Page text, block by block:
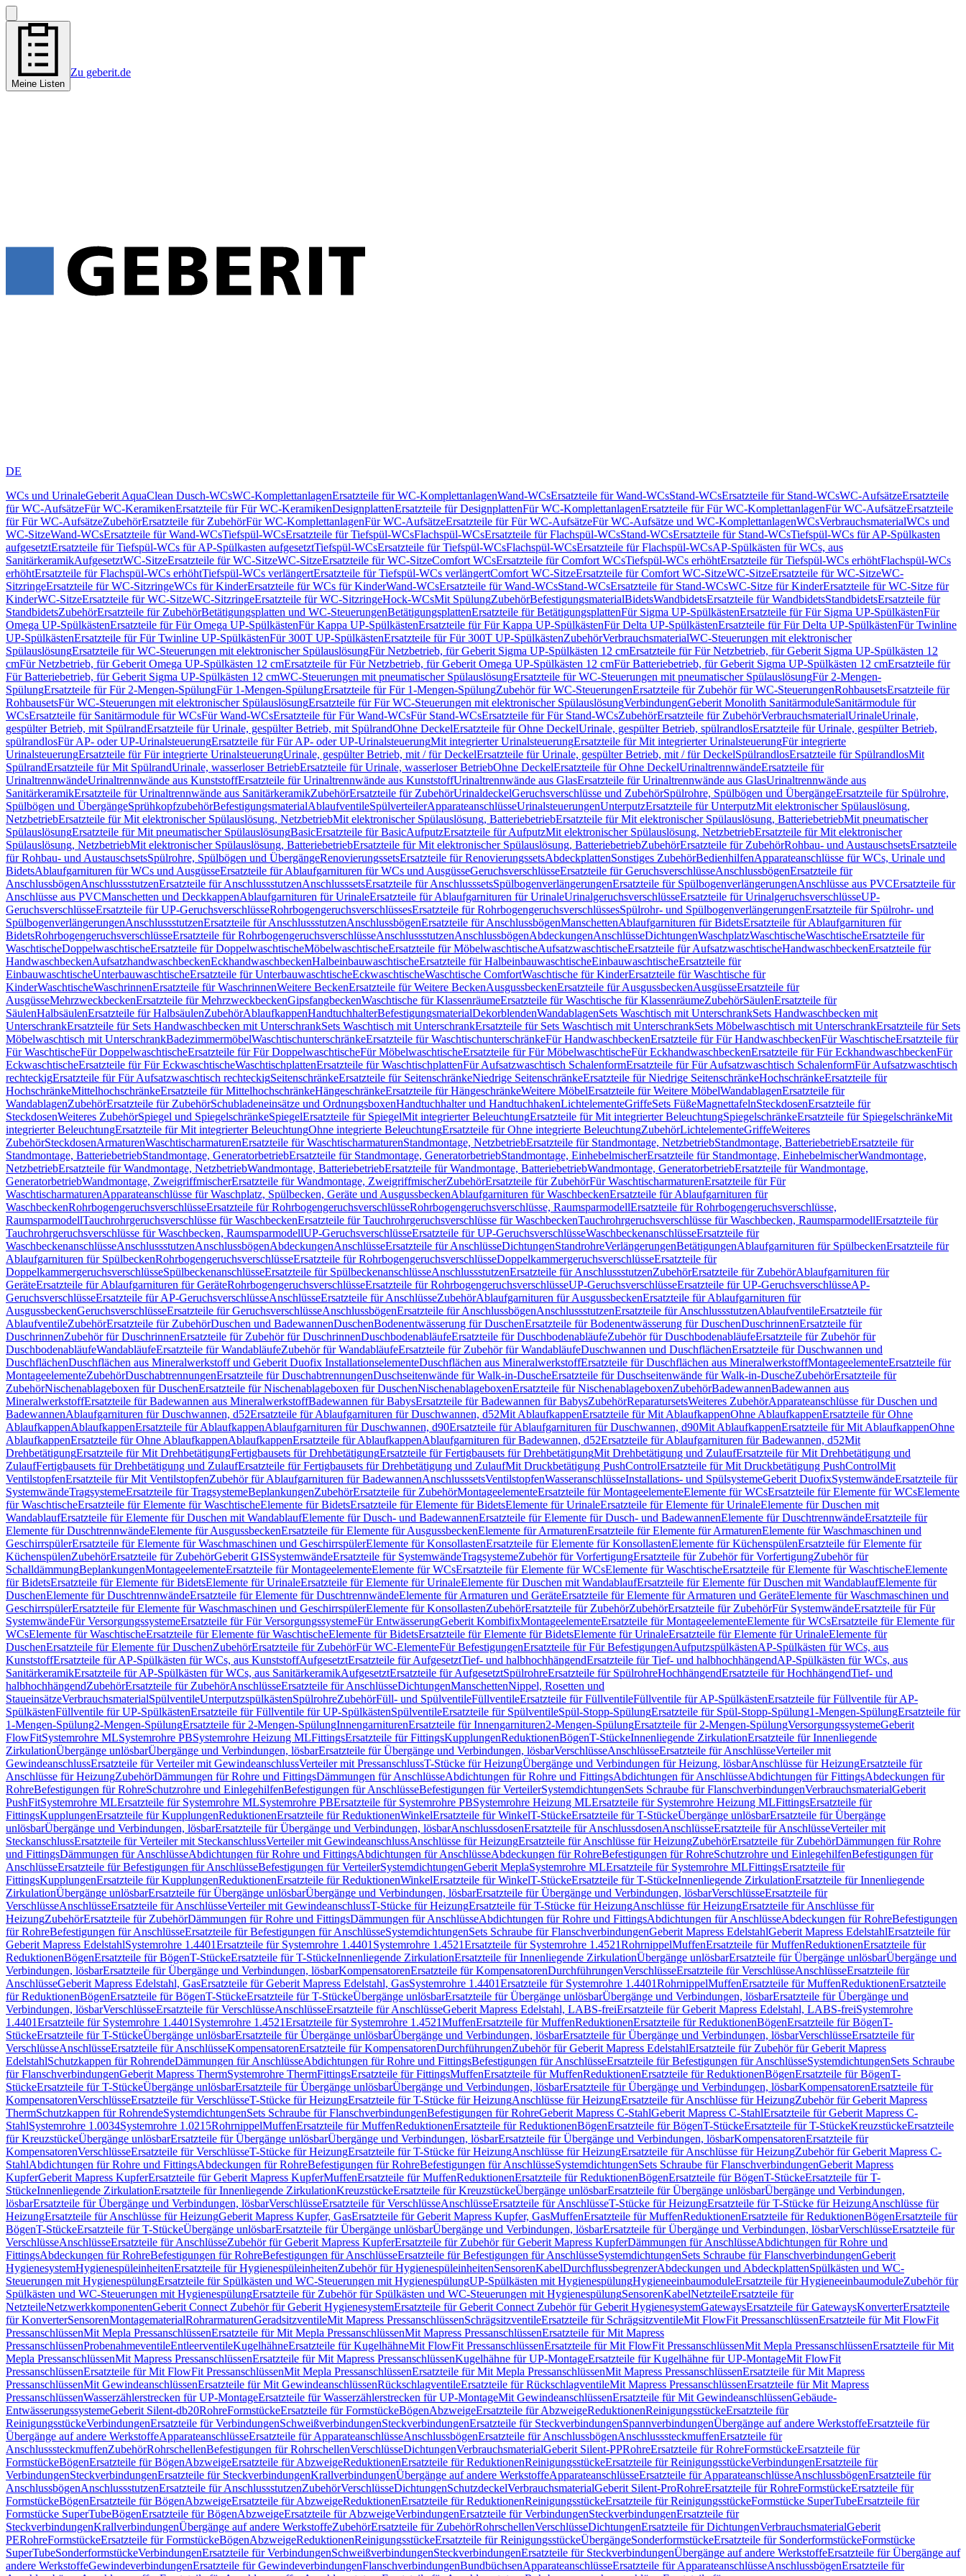
Meine Listen
Zu geberit.de
DE
WCs und UrinaleGeberit AquaClean Dusch-WCsWC-KomplettanlagenErsatzteile für WC-KomplettanlagenWand-WCsErsatzteile für Wand-WCsStand-WCsErsatzteile für Stand-WCsWC-AufsätzeErsatzteile
für WC-AufsätzeFür WC-KeramikenErsatzteile für Für WC-KeramikenDesignplattenErsatzteile für DesignplattenFür WC-KomplettanlagenErsatzteile für Für WC-KomplettanlagenFür WC-AufsätzeErsatzteile
für Für WC-AufsätzeZubehörErsatzteile für ZubehörFür WC-KomplettanlagenFür WC-AufsätzeErsatzteile für Für WC-AufsätzeFür WC-Aufsätze und WC-KomplettanlagenWCsVerbrauchsmaterialWCs und
WC-SitzeWand-WCsErsatzteile für Wand-WCsTiefspül-WCsErsatzteile für Tiefspül-WCsFlachspül-WCsErsatzteile für Flachspül-WCsStand-WCsErsatzteile für Stand-WCsTiefspül-WCs für AP-Spülkasten
aufgesetztErsatzteile für Tiefspül-WCs für AP-Spülkasten aufgesetztTiefspül-WCsErsatzteile für Tiefspül-WCsFlachspül-WCsErsatzteile für Flachspül-WCsAP-Spülkästen für WCs, aus
SanitärkeramikAufgesetztWC-SitzeErsatzteile für WC-SitzeWC-SitzeErsatzteile für WC-SitzeComfort WCsErsatzteile für Comfort WCsTiefspül-WCs erhöhtErsatzteile für Tiefspül-WCs erhöhtFlachspül-WCs
erhöhtErsatzteile für Flachspül-WCs erhöhtTiefspül-WCs verlängertErsatzteile für Tiefspül-WCs verlängertComfort WC-SitzeErsatzteile für Comfort WC-SitzeWC-SitzeErsatzteile für WC-SitzeWC-
SitzringeErsatzteile für WC-SitzringeWCs für KinderErsatzteile für WCs für KinderWand-WCsErsatzteile für Wand-WCsStand-WCsErsatzteile für Stand-WCsWC-Sitze für KinderErsatzteile für WC-Sitze für
KinderWC-SitzeErsatzteile für WC-SitzeWC-SitzringeErsatzteile für WC-SitzringeHock-WCsMit SpülungZubehörBefestigungsmaterialBidetsWandbidetsErsatzteile für WandbidetsStandbidetsErsatzteile für
StandbidetsZubehörErsatzteile für ZubehörBetätigungsplatten und WC-SteuerungenBetätigungsplattenErsatzteile für BetätigungsplattenFür Sigma UP-SpülkästenErsatzteile für Für Sigma UP-SpülkästenFür
Omega UP-SpülkästenErsatzteile für Für Omega UP-SpülkästenFür Kappa UP-SpülkästenErsatzteile für Für Kappa UP-SpülkästenFür Delta UP-SpülkästenErsatzteile für Für Delta UP-SpülkästenFür Twinline
UP-SpülkästenErsatzteile für Für Twinline UP-SpülkästenFür 300T UP-SpülkästenErsatzteile für Für 300T UP-SpülkästenZubehörVerbrauchsmaterialWC-Steuerungen mit elektronischer
SpülauslösungErsatzteile für WC-Steuerungen mit elektronischer SpülauslösungFür Netzbetrieb, für Geberit Sigma UP-Spülkästen 12 cmErsatzteile für Für Netzbetrieb, für Geberit Sigma UP-Spülkästen 12
cmFür Netzbetrieb, für Geberit Omega UP-Spülkästen 12 cmErsatzteile für Für Netzbetrieb, für Geberit Omega UP-Spülkästen 12 cmFür Batteriebetrieb, für Geberit Sigma UP-Spülkästen 12 cmErsatzteile für
Für Batteriebetrieb, für Geberit Sigma UP-Spülkästen 12 cmWC-Steuerungen mit pneumatischer SpülauslösungErsatzteile für WC-Steuerungen mit pneumatischer SpülauslösungFür 2-Mengen-
SpülungErsatzteile für Für 2-Mengen-SpülungFür 1-Mengen-SpülungErsatzteile für Für 1-Mengen-SpülungZubehör für WC-SteuerungenErsatzteile für Zubehör für WC-SteuerungenRohbausetsErsatzteile für
RohbausetsFür WC-Steuerungen mit elektronischer SpülauslösungErsatzteile für Für WC-Steuerungen mit elektronischer SpülauslösungVerbindungenGeberit Monolith SanitärmoduleSanitärmodule für
WCsErsatzteile für Sanitärmodule für WCsFür Wand-WCsErsatzteile für Für Wand-WCsFür Stand-WCsErsatzteile für Für Stand-WCsZubehörErsatzteile für ZubehörVerbrauchsmaterialUrinaleUrinale,
gespülter Betrieb, mit SpülrandErsatzteile für Urinale, gespülter Betrieb, mit SpülrandOhne DeckelErsatzteile für Ohne DeckelUrinale, gespülter Betrieb, spülrandlosErsatzteile für Urinale, gespülter Betrieb,
spülrandlosFür AP- oder UP-UrinalsteuerungErsatzteile für Für AP- oder UP-UrinalsteuerungMit integrierter UrinalsteuerungErsatzteile für Mit integrierter UrinalsteuerungFür integrierte
UrinalsteuerungErsatzteile für Für integrierte UrinalsteuerungUrinale, gespülter Betrieb, mit / für DeckelErsatzteile für Urinale, gespülter Betrieb, mit / für DeckelSpülrandlosErsatzteile für SpülrandlosMit
SpülrandErsatzteile für Mit SpülrandUrinale, wasserloser BetriebErsatzteile für Urinale, wasserloser BetriebOhne DeckelErsatzteile für Ohne DeckelUrinaltrennwändeErsatzteile für
UrinaltrennwändeUrinaltrennwände aus KunststoffErsatzteile für Urinaltrennwände aus KunststoffUrinaltrennwände aus GlasErsatzteile für Urinaltrennwände aus GlasUrinaltrennwände aus
SanitärkeramikErsatzteile für Urinaltrennwände aus SanitärkeramikZubehörErsatzteile für ZubehörUrinaldeckelGeruchsverschlüsse und ZubehörSpülrohre, Spülbögen und ÜbergängeErsatzteile für Spülrohre,
Spülbögen und ÜbergängeSprühkopfzubehörBefestigungsmaterialAblaufventileSpülverteilerApparateanschlüsseUrinalsteuerungenUnterputzErsatzteile für UnterputzMit elektronischer Spülauslösung,
NetzbetriebErsatzteile für Mit elektronischer Spülauslösung, NetzbetriebMit elektronischer Spülauslösung, BatteriebetriebErsatzteile für Mit elektronischer Spülauslösung, BatteriebetriebMit pneumatischer
SpülauslösungErsatzteile für Mit pneumatischer SpülauslösungBasicErsatzteile für BasicAufputzErsatzteile für AufputzMit elektronischer Spülauslösung, NetzbetriebErsatzteile für Mit elektronischer
Spülauslösung, NetzbetriebMit elektronischer Spülauslösung, BatteriebetriebErsatzteile für Mit elektronischer Spülauslösung, BatteriebetriebZubehörErsatzteile für ZubehörRohbau- und AustauschsetsErsatzteile
für Rohbau- und AustauschsetsSpülrohre, Spülbögen und ÜbergängeRenovierungssetsErsatzteile für RenovierungssetsAbdeckplattenSonstiges ZubehörBedienhilfenApparateanschlüsse für WCs, Urinale und
BidetsAblaufgarnituren für WCs und AusgüsseErsatzteile für Ablaufgarnituren für WCs und AusgüsseGeruchsverschlüsseErsatzteile für GeruchsverschlüsseAnschlussbögenErsatzteile für
AnschlussbögenAnschlussstutzenErsatzteile für AnschlussstutzenAnschlusssetsErsatzteile für AnschlusssetsSpülbogenverlängerungenErsatzteile für SpülbogenverlängerungenAnschlüsse aus PVCErsatzteile für
Anschlüsse aus PVCManschetten und DeckkappenAblaufgarnituren für UrinaleErsatzteile für Ablaufgarnituren für UrinaleUrinalgeruchsverschlüsseErsatzteile für UrinalgeruchsverschlüsseUP-
GeruchsverschlüsseErsatzteile für UP-GeruchsverschlüsseRohrbogengeruchsverschlüssesErsatzteile für RohrbogengeruchsverschlüssesSpülrohr- und SpülbogenverlängerungenErsatzteile für Spülrohr- und
SpülbogenverlängerungenAnschlussstutzenErsatzteile für AnschlussstutzenAnschlussbögenErsatzteile für AnschlussbögenManschettenAblaufgarnituren für BidetsErsatzteile für Ablaufgarnituren für
BidetsRohrbogengeruchsverschlüsseErsatzteile für RohrbogengeruchsverschlüsseAnschlussstutzenAnschlussbögenAbdeckungenAnschlüsseDichtungenWaschplatzWaschtischeWaschtischeErsatzteile für
WaschtischeDoppelwaschtischeErsatzteile für DoppelwaschtischeMöbelwaschtischeErsatzteile für MöbelwaschtischeAufsatzwaschtischeErsatzteile für AufsatzwaschtischeHandwaschbeckenErsatzteile für
HandwaschbeckenAufsatzhandwaschbeckenEckhandwaschbeckenHalbeinbauwaschtischeErsatzteile für HalbeinbauwaschtischeEinbauwaschtischeErsatzteile für
EinbauwaschtischeUnterbauwaschtischeErsatzteile für UnterbauwaschtischeEckwaschtischeWaschtische ComfortWaschtische für KinderErsatzteile für Waschtische für
KinderWaschtischeWaschrinnenErsatzteile für WaschrinnenWeitere BeckenErsatzteile für Weitere BeckenAusgussbeckenErsatzteile für AusgussbeckenAusgüsseErsatzteile für
AusgüsseMehrzweckbeckenErsatzteile für MehrzweckbeckenGipsfangbeckenWaschtische für KlassenräumeErsatzteile für Waschtische für KlassenräumeZubehörSäulenErsatzteile für
SäulenHalbsäulenErsatzteile für HalbsäulenZubehörAblaufkappenHandtuchhalterBefestigungsmaterialDekorblendenWandablagenSets Waschtisch mit UnterschrankSets Handwaschbecken mit
UnterschrankErsatzteile für Sets Handwaschbecken mit UnterschrankSets Waschtisch mit UnterschrankErsatzteile für Sets Waschtisch mit UnterschrankSets Möbelwaschtisch mit UnterschrankErsatzteile für Sets
Möbelwaschtisch mit UnterschrankBadezimmermöbelWaschtischunterschränkeErsatzteile für WaschtischunterschränkeFür HandwaschbeckenErsatzteile für Für HandwaschbeckenFür WaschtischeErsatzteile für
Für WaschtischeFür DoppelwaschtischeErsatzteile für Für DoppelwaschtischeFür MöbelwaschtischeErsatzteile für Für MöbelwaschtischeFür EckhandwaschbeckenErsatzteile für Für EckhandwaschbeckenFür
EckwaschtischeErsatzteile für Für EckwaschtischeWaschtischplattenErsatzteile für WaschtischplattenFür Aufsatzwaschtisch SchalenformErsatzteile für Für Aufsatzwaschtisch SchalenformFür Aufsatzwaschtisch
rechteckigErsatzteile für Für Aufsatzwaschtisch rechteckigSeitenschränkeErsatzteile für SeitenschränkeNiedrige SeitenschränkeErsatzteile für Niedrige SeitenschränkeHochschränkeErsatzteile für
HochschränkeMittelhochschränkeErsatzteile für MittelhochschränkeHängeschränkeErsatzteile für HängeschränkeWeitere MöbelErsatzteile für Weitere MöbelWandablagenErsatzteile für
WandablagenZubehörErsatzteile für ZubehörSchubladeneinsätze und OrdnungsboxenHandtuchhalter und HandtuchhakenLichtelementeGriffeSets FüßeMagnettafelnSteckdosenErsatzteile für
SteckdosenWeiteres ZubehörSpiegel und SpiegelschränkeSpiegelErsatzteile für SpiegelMit integrierter BeleuchtungErsatzteile für Mit integrierter BeleuchtungSpiegelschränkeErsatzteile für SpiegelschränkeMit
integrierter BeleuchtungErsatzteile für Mit integrierter BeleuchtungOhne integrierte BeleuchtungErsatzteile für Ohne integrierte BeleuchtungZubehörLichtelementeGriffeWeiteres
ZubehörSteckdosenArmaturenWaschtischarmaturenErsatzteile für WaschtischarmaturenStandmontage, NetzbetriebErsatzteile für Standmontage, NetzbetriebStandmontage, BatteriebetriebErsatzteile für
Standmontage, BatteriebetriebStandmontage, GeneratorbetriebErsatzteile für Standmontage, GeneratorbetriebStandmontage, EinhebelmischerErsatzteile für Standmontage, EinhebelmischerWandmontage,
NetzbetriebErsatzteile für Wandmontage, NetzbetriebWandmontage, BatteriebetriebErsatzteile für Wandmontage, BatteriebetriebWandmontage, GeneratorbetriebErsatzteile für Wandmontage,
GeneratorbetriebWandmontage, ZweigriffmischerErsatzteile für Wandmontage, ZweigriffmischerZubehörErsatzteile für ZubehörFür WaschtischarmaturenErsatzteile für Für
WaschtischarmaturenApparateanschlüsse für Waschplatz, Spülbecken, Geräte und AusgussbeckenAblaufgarnituren für WaschbeckenErsatzteile für Ablaufgarnituren für
WaschbeckenRohrbogengeruchsverschlüsseErsatzteile für RohrbogengeruchsverschlüsseRohrbogengeruchsverschlüsse, RaumsparmodellErsatzteile für Rohrbogengeruchsverschlüsse,
RaumsparmodellTauchrohrgeruchsverschlüsse für WaschbeckenErsatzteile für Tauchrohrgeruchsverschlüsse für WaschbeckenTauchrohrgeruchsverschlüsse für Waschbecken, RaumsparmodellErsatzteile für
Tauchrohrgeruchsverschlüsse für Waschbecken, RaumsparmodellUP-GeruchsverschlüsseErsatzteile für UP-GeruchsverschlüsseWaschbeckenanschlüsseErsatzteile für
WaschbeckenanschlüsseAnschlussstutzenAnschlussbögenAbdeckungenAnschlüsseErsatzteile für AnschlüsseDichtungenStandrohreVerlängerungenBetätigungenAblaufgarnituren für SpülbeckenErsatzteile für
Ablaufgarnituren für SpülbeckenRohrbogengeruchsverschlüsseErsatzteile für RohrbogengeruchsverschlüsseDoppelkammergeruchsverschlüsseErsatzteile für
DoppelkammergeruchsverschlüsseSpülbeckenanschlüsseErsatzteile für SpülbeckenanschlüsseAnschlussstutzenErsatzteile für AnschlussstutzenZubehörErsatzteile für ZubehörAblaufgarnituren für
GeräteErsatzteile für Ablaufgarnituren für GeräteRohrbogengeruchsverschlüsseErsatzteile für RohrbogengeruchsverschlüsseUP-GeruchsverschlüsseErsatzteile für UP-GeruchsverschlüsseAP-
GeruchsverschlüsseErsatzteile für AP-GeruchsverschlüsseAnschlüsseErsatzteile für AnschlüsseZubehörAblaufgarnituren für AusgussbeckenErsatzteile für Ablaufgarnituren für
AusgussbeckenGeruchsverschlüsseErsatzteile für GeruchsverschlüsseAnschlussbögenErsatzteile für AnschlussbögenAnschlussstutzenErsatzteile für AnschlussstutzenAblaufventileErsatzteile für
AblaufventileZubehörErsatzteile für ZubehörDuschen und BadewannenDuschenBodenentwässerung für DuschenErsatzteile für Bodenentwässerung für DuschenDuschrinnenErsatzteile für
DuschrinnenZubehör für DuschrinnenErsatzteile für Zubehör für DuschrinnenDuschbodenabläufeErsatzteile für DuschbodenabläufeZubehör für DuschbodenabläufeErsatzteile für Zubehör für
DuschbodenabläufeWandabläufeErsatzteile für WandabläufeZubehör für WandabläufeErsatzteile für Zubehör für WandabläufeDuschwannen und DuschflächenErsatzteile für Duschwannen und
DuschflächenDuschflächen aus Mineralwerkstoff und Geberit Duofix InstallationselementeDuschflächen aus MineralwerkstoffErsatzteile für Duschflächen aus MineralwerkstoffMontageelementeErsatzteile für
MontageelementeZubehörDuschabtrennungenErsatzteile für DuschabtrennungenDuschseitenwände für Walk-in-DuscheErsatzteile für Duschseitenwände für Walk-in-DuscheZubehörErsatzteile für
ZubehörNischenablageboxen für DuschenErsatzteile für Nischenablageboxen für DuschenNischenablageboxenErsatzteile für NischenablageboxenZubehörBadewannenBadewannen aus
MineralwerkstoffErsatzteile für Badewannen aus MineralwerkstoffBadewannen für BabysErsatzteile für Badewannen für BabysZubehörReparatursetsWeiteres ZubehörApparateanschlüsse für Duschen und
BadewannenAblaufgarnituren für Duschwannen, d52Ersatzteile für Ablaufgarnituren für Duschwannen, d52Mit AblaufkappenErsatzteile für Mit AblaufkappenOhne AblaufkappenErsatzteile für Ohne
AblaufkappenAblaufkappenErsatzteile für AblaufkappenAblaufgarnituren für Duschwannen, d90Ersatzteile für Ablaufgarnituren für Duschwannen, d90Mit AblaufkappenErsatzteile für Mit AblaufkappenOhne
AblaufkappenErsatzteile für Ohne AblaufkappenAblaufkappenErsatzteile für AblaufkappenAblaufgarnituren für Badewannen, d52Ersatzteile für Ablaufgarnituren für Badewannen, d52Mit
DrehbetätigungErsatzteile für Mit DrehbetätigungFertigbausets für DrehbetätigungErsatzteile für Fertigbausets für DrehbetätigungMit Drehbetätigung und ZulaufErsatzteile für Mit Drehbetätigung und
ZulaufFertigbausets für Drehbetätigung und ZulaufErsatzteile für Fertigbausets für Drehbetätigung und ZulaufMit Druckbetätigung PushControlErsatzteile für Mit Druckbetätigung PushControlMit
VentilstopfenErsatzteile für Mit VentilstopfenZubehör für Ablaufgarnituren für BadewannenAnschlusssetsVentilstopfenWasseranschlüsseInstallations- und SpülsystemeGeberit DuofixSystemwändeErsatzteile für
SystemwändeTragsystemeErsatzteile für TragsystemeBeplankungenZubehörErsatzteile für ZubehörMontageelementeErsatzteile für MontageelementeElemente für WCsErsatzteile für Elemente für WCsElemente
für WaschtischeErsatzteile für Elemente für WaschtischeElemente für BidetsErsatzteile für Elemente für BidetsElemente für UrinaleErsatzteile für Elemente für UrinaleElemente für Duschen mit
WandablaufErsatzteile für Elemente für Duschen mit WandablaufElemente für Dusch- und BadewannenErsatzteile für Elemente für Dusch- und BadewannenElemente für DuschtrennwändeErsatzteile für
Elemente für DuschtrennwändeElemente für AusgussbeckenErsatzteile für Elemente für AusgussbeckenElemente für ArmaturenErsatzteile für Elemente für ArmaturenElemente für Waschmaschinen und
GeschirrspülerErsatzteile für Elemente für Waschmaschinen und GeschirrspülerElemente für KonsollastenErsatzteile für Elemente für KonsollastenElemente für KüchenspülenErsatzteile für Elemente für
KüchenspülenZubehörErsatzteile für ZubehörGeberit GISSystemwändeErsatzteile für SystemwändeTragsystemeZubehör für VorfertigungErsatzteile für Zubehör für VorfertigungZubehör für
SchalldämmungBeplankungenMontageelementeErsatzteile für MontageelementeElemente für WCsErsatzteile für Elemente für WCsElemente für WaschtischeErsatzteile für Elemente für WaschtischeElemente
für BidetsErsatzteile für Elemente für BidetsElemente für UrinaleErsatzteile für Elemente für UrinaleElemente für Duschen mit WandablaufErsatzteile für Elemente für Duschen mit WandablaufElemente für
DuschenElemente für DuschtrennwändeErsatzteile für Elemente für DuschtrennwändeElemente für Armaturen und GeräteErsatzteile für Elemente für Armaturen und GeräteElemente für Waschmaschinen und
GeschirrspülerErsatzteile für Elemente für Waschmaschinen und GeschirrspülerElemente für KonsollastenZubehörErsatzteile für ZubehörZubehörErsatzteile für ZubehörFür SystemwändeErsatzteile für Für
SystemwändeFür VersorgungssystemeErsatzteile für Für VersorgungssystemeFür EntwässerungGeberit KombifixMontageelementeErsatzteile für MontageelementeElemente für WCsErsatzteile für Elemente für
WCsElemente für WaschtischeErsatzteile für Elemente für WaschtischeElemente für BidetsErsatzteile für Elemente für BidetsElemente für UrinaleErsatzteile für Elemente für UrinaleElemente für
DuschenErsatzteile für Elemente für DuschenZubehörErsatzteile für ZubehörFür WC-ElementeFür BefestigungenErsatzteile für Für BefestigungenAufputzspülkästenAP-Spülkästen für WCs, aus
KunststoffErsatzteile für AP-Spülkästen für WCs, aus KunststoffAufgesetztErsatzteile für AufgesetztTief- und halbhochhängendErsatzteile für Tief- und halbhochhängendAP-Spülkästen für WCs, aus
SanitärkeramikErsatzteile für AP-Spülkästen für WCs, aus SanitärkeramikAufgesetztErsatzteile für AufgesetztSpülrohreErsatzteile für SpülrohreHochhängendErsatzteile für HochhängendTief- und
halbhochhängendZubehörErsatzteile für ZubehörAnschlüsseErsatzteile für AnschlüsseDichtungenManschettenNippel, Rosetten und
StaueinsätzeVerbrauchsmaterialSpülventileUnterputzspülkästenSpülrohreZubehörFüll- und SpülventileFüllventileErsatzteile für FüllventileFüllventile für AP-SpülkästenErsatzteile für Füllventile für AP-
SpülkästenFüllventile für UP-SpülkästenErsatzteile für Füllventile für UP-SpülkästenSpülventileErsatzteile für SpülventileSpül-Stopp-SpülungErsatzteile für Spül-Stopp-Spülung1-Mengen-SpülungErsatzteile für
1-Mengen-Spülung2-Mengen-SpülungErsatzteile für 2-Mengen-SpülungInnengarniturenErsatzteile für Innengarnituren2-Mengen-SpülungErsatzteile für 2-Mengen-SpülungVersorgungssystemeGeberit
FlowFitSystemrohre MLSystemrohre PBSystemrohre Heizung MLFittingsErsatzteile für FittingsKupplungenReduktionenBögenT-StückeInnenliegende ZirkulationErsatzteile für Innenliegende
ZirkulationÜbergänge unlösbarÜbergänge und Verbindungen, lösbarErsatzteile für Übergänge und Verbindungen, lösbarVerschlüsseAnschlüsseErsatzteile für AnschlüsseVerteiler mit
GewindeanschlussErsatzteile für Verteiler mit GewindeanschlussVerteiler mit PressanschlussT-Stücke für HeizungÜbergänge und Verbindungen für Heizung, lösbarAnschlüsse für HeizungErsatzteile für
Anschlüsse für HeizungZubehörDämmungen für Rohre und FittingsDämmungen für AnschlüsseAbdichtungen für Rohre und FittingsAbdichtungen für AnschlüsseAbdichtungen für FittingsAbdeckungen für
RohreBefestigungen für RohreSchutzrohre und EinlegehilfenBefestigungen für AnschlüsseBefestigungen für VerteilerSystemdichtungenSets Schraube für FlanschverbindungenVerbrauchsmaterialGeberit
PushFitSystemrohre MLErsatzteile für Systemrohre MLSystemrohre PBErsatzteile für Systemrohre PBSystemrohre Heizung MLErsatzteile für Systemrohre Heizung MLFittingsErsatzteile für
FittingsKupplungenErsatzteile für KupplungenReduktionenErsatzteile für ReduktionenWinkelErsatzteile für WinkelT-StückeErsatzteile für T-StückeÜbergänge unlösbarErsatzteile für Übergänge
unlösbarÜbergänge und Verbindungen, lösbarErsatzteile für Übergänge und Verbindungen, lösbarAnschlussdosenErsatzteile für AnschlussdosenAnschlüsseErsatzteile für AnschlüsseVerteiler mit
SteckanschlussErsatzteile für Verteiler mit SteckanschlussVerteiler mit GewindeanschlussAnschlüsse für HeizungErsatzteile für Anschlüsse für HeizungZubehörErsatzteile für ZubehörDämmungen für Rohre
und FittingsDämmungen für AnschlüsseAbdichtungen für Rohre und FittingsAbdichtungen für AnschlüsseAbdeckungen für RohreBefestigungen für RohreSchutzrohre und EinlegehilfenBefestigungen für
AnschlüsseErsatzteile für Befestigungen für AnschlüsseBefestigungen für VerteilerSystemdichtungenGeberit MeplaSystemrohre MLErsatzteile für Systemrohre MLFittingsErsatzteile für
FittingsKupplungenErsatzteile für KupplungenReduktionenErsatzteile für ReduktionenWinkelErsatzteile für WinkelT-StückeErsatzteile für T-StückeInnenliegende ZirkulationErsatzteile für Innenliegende
ZirkulationÜbergänge unlösbarErsatzteile für Übergänge unlösbarÜbergänge und Verbindungen, lösbarErsatzteile für Übergänge und Verbindungen, lösbarVerschlüsseErsatzteile für
VerschlüsseAnschlüsseErsatzteile für AnschlüsseVerteiler mit GewindeanschlussT-Stücke für HeizungErsatzteile für T-Stücke für HeizungAnschlüsse für HeizungErsatzteile für Anschlüsse für
HeizungZubehörErsatzteile für ZubehörDämmungen für Rohre und FittingsDämmungen für AnschlüsseAbdichtungen für Rohre und FittingsAbdichtungen für AnschlüsseAbdeckungen für RohreBefestigungen
für RohreBefestigungen für AnschlüsseErsatzteile für Befestigungen für AnschlüsseSystemdichtungenSets Schraube für FlanschverbindungenGeberit Mapress EdelstahlGeberit Mapress EdelstahlErsatzteile für
Geberit Mapress EdelstahlSystemrohre 1.4401Ersatzteile für Systemrohre 1.4401 Systemrohre 1.4521Ersatzteile für Systemrohre 1.4521RohrnippelMuffenErsatzteile für MuffenReduktionenErsatzteile für
ReduktionenBögenErsatzteile für BögenT-StückeErsatzteile für T-StückeInnenliegende ZirkulationErsatzteile für Innenliegende ZirkulationÜbergänge unlösbarErsatzteile für Übergänge unlösbarÜbergänge und
Verbindungen, lösbarErsatzteile für Übergänge und Verbindungen, lösbarKompensatorenErsatzteile für KompensatorenDurchführungenVerschlüsseErsatzteile für VerschlüsseAnschlüsseErsatzteile für
AnschlüsseGeberit Mapress Edelstahl, GasErsatzteile für Geberit Mapress Edelstahl, GasSystemrohre 1.4401Ersatzteile für Systemrohre 1.4401RohrnippelMuffenErsatzteile für MuffenReduktionenErsatzteile
für ReduktionenBögenErsatzteile für BögenT-StückeErsatzteile für T-StückeÜbergänge unlösbarErsatzteile für Übergänge unlösbarÜbergänge und Verbindungen, lösbarErsatzteile für Übergänge und
Verbindungen, lösbarVerschlüsseErsatzteile für VerschlüsseAnschlüsseErsatzteile für AnschlüsseGeberit Mapress Edelstahl, LABS-freiErsatzteile für Geberit Mapress Edelstahl, LABS-freiSystemrohre
1.4401Ersatzteile für Systemrohre 1.4401 Systemrohre 1.4521Ersatzteile für Systemrohre 1.4521MuffenErsatzteile für MuffenReduktionenErsatzteile für ReduktionenBögenErsatzteile für BögenT-
StückeErsatzteile für T-StückeÜbergänge unlösbarErsatzteile für Übergänge unlösbarÜbergänge und Verbindungen, lösbarErsatzteile für Übergänge und Verbindungen, lösbarVerschlüsseErsatzteile für
VerschlüsseAnschlüsseErsatzteile für AnschlüsseKompensatorenErsatzteile für KompensatorenDurchführungenZubehör für Geberit Mapress EdelstahlErsatzteile für Zubehör für Geberit Mapress
EdelstahlSchutzkappen für RohrendeDämmungen für AnschlüsseAbdichtungen für Rohre und FittingsBefestigungen für AnschlüsseErsatzteile für Befestigungen für AnschlüsseSystemdichtungenSets Schraube
für FlanschverbindungenGeberit Mapress ThermSystemrohre ThermFittingsErsatzteile für FittingsMuffenErsatzteile für MuffenReduktionenErsatzteile für ReduktionenBögenErsatzteile für BögenT-
StückeErsatzteile für T-StückeÜbergänge unlösbarErsatzteile für Übergänge unlösbarÜbergänge und Verbindungen, lösbarErsatzteile für Übergänge und Verbindungen, lösbarKompensatorenErsatzteile für
KompensatorenVerschlüsseErsatzteile für VerschlüsseT-Stücke für HeizungErsatzteile für T-Stücke für HeizungAnschlüsse für HeizungErsatzteile für Anschlüsse für HeizungZubehör für Geberit Mapress
ThermSchutzkappen für RohrendeSystemdichtungenSets Schraube für FlanschverbindungenBefestigungen für RohreGeberit Mapress C-StahlGeberit Mapress C-StahlErsatzteile für Geberit Mapress C-
StahlSystemrohre 1.0034Systemrohre 1.0215RohrnippelMuffenErsatzteile für MuffenReduktionenErsatzteile für ReduktionenBögenErsatzteile für BögenT-StückeErsatzteile für T-StückeKreuzstückeErsatzteile
für KreuzstückeÜbergänge unlösbarErsatzteile für Übergänge unlösbarÜbergänge und Verbindungen, lösbarErsatzteile für Übergänge und Verbindungen, lösbarKompensatorenErsatzteile für
KompensatorenVerschlüsseErsatzteile für VerschlüsseT-Stücke für HeizungErsatzteile für T-Stücke für HeizungAnschlüsse für HeizungErsatzteile für Anschlüsse für HeizungZubehör für Geberit Mapress C-
StahlAbdichtungen für Rohre und FittingsAbdeckungen für RohreBefestigungen für RohreBefestigungen für AnschlüsseSystemdichtungenSets Schraube für FlanschverbindungenGeberit Mapress
KupferGeberit Mapress KupferErsatzteile für Geberit Mapress KupferMuffenErsatzteile für MuffenReduktionenErsatzteile für ReduktionenBögenErsatzteile für BögenT-StückeErsatzteile für T-
StückeInnenliegende ZirkulationErsatzteile für Innenliegende ZirkulationKreuzstückeErsatzteile für KreuzstückeÜbergänge unlösbarErsatzteile für Übergänge unlösbarÜbergänge und Verbindungen,
lösbarErsatzteile für Übergänge und Verbindungen, lösbarVerschlüsseErsatzteile für VerschlüsseAnschlüsseErsatzteile für AnschlüsseT-Stücke für HeizungErsatzteile für T-Stücke für HeizungAnschlüsse für
HeizungErsatzteile für Anschlüsse für HeizungGeberit Mapress Kupfer, GasErsatzteile für Geberit Mapress Kupfer, GasMuffenErsatzteile für MuffenReduktionenErsatzteile für ReduktionenBögenErsatzteile für
BögenT-StückeErsatzteile für T-StückeÜbergänge unlösbarErsatzteile für Übergänge unlösbarÜbergänge und Verbindungen, lösbarErsatzteile für Übergänge und Verbindungen, lösbarVerschlüsseErsatzteile für
VerschlüsseAnschlüsseErsatzteile für AnschlüsseZubehör für Geberit Mapress KupferErsatzteile für Zubehör für Geberit Mapress KupferDämmungen für AnschlüsseAbdichtungen für Rohre und
FittingsAbdeckungen für RohreBefestigungen für RohreBefestigungen für AnschlüsseErsatzteile für Befestigungen für AnschlüsseSystemdichtungenSets Schraube für FlanschverbindungenGeberit
HygienesystemHygienespüleinheitenErsatzteile für HygienespüleinheitenZubehör für HygienespüleinheitenSensorenKabelDurchflussbegrenzerAbdeckungen und AbdeckplattenSpülkästen und WC-
Steuerungen mit HygienespülungErsatzteile für Spülkästen und WC-Steuerungen mit HygienespülungUP-Spülkästen mit HygienespülungHygieneeinbaumoduleErsatzteile für HygieneeinbaumoduleZubehör für
Spülkästen und WC-Steuerungen mit HygienespülungErsatzteile für Zubehör für Spülkästen und WC-Steuerungen mit HygienespülungSensorenKabelNetzteileErsatzteile für
NetzteileNetzwerkkomponentenGeberit Connect Zubehör für Geberit HygienesystemErsatzteile für Geberit Connect Zubehör für Geberit HygienesystemGatewaysErsatzteile für GatewaysKonverterErsatzteile
für KonverterSensorenMontagematerialRohrarmaturenGeradsitzventileMit Mapress PressanschlüssenSchrägsitzventileErsatzteile für SchrägsitzventileMit FlowFit PressanschlüssenErsatzteile für Mit FlowFit
PressanschlüssenMit Mepla PressanschlüssenErsatzteile für Mit Mepla PressanschlüssenMit Mapress PressanschlüssenErsatzteile für Mit Mapress
PressanschlüssenProbenahmeventileEntleerventileKugelhähneErsatzteile für KugelhähneMit FlowFit PressanschlüssenErsatzteile für Mit FlowFit PressanschlüssenMit Mepla PressanschlüssenErsatzteile für Mit
Mepla PressanschlüssenMit Mapress PressanschlüssenErsatzteile für Mit Mapress PressanschlüssenKugelhähne für UP-MontageErsatzteile für Kugelhähne für UP-MontageMit FlowFit
PressanschlüssenErsatzteile für Mit FlowFit PressanschlüssenMit Mepla PressanschlüssenErsatzteile für Mit Mepla PressanschlüssenMit Mapress PressanschlüssenErsatzteile für Mit Mapress
PressanschlüssenMit GewindeanschlüssenErsatzteile für Mit GewindeanschlüssenRückschlagventileErsatzteile für RückschlagventileMit Mapress PressanschlüssenErsatzteile für Mit Mapress
PressanschlüssenWasserzählerstrecken für UP-MontageErsatzteile für Wasserzählerstrecken für UP-MontageMit GewindeanschlüssenErsatzteile für Mit GewindeanschlüssenGebäude-
EntwässerungssystemeGeberit Silent-db20RohreFormstückeErsatzteile für FormstückeBögenAbzweigeErsatzteile für AbzweigeReduktionenReinigungsstückeErsatzteile für
ReinigungsstückeVerbindungenErsatzteile für VerbindungenSchweißverbindungenSteckverbindungenErsatzteile für SteckverbindungenSpannverbindungenÜbergänge auf andere WerkstoffeErsatzteile für
Übergänge auf andere WerkstoffeApparateanschlüsseErsatzteile für ApparateanschlüsseAnschlussbögenErsatzteile für AnschlussbögenAnschlusssteckmuffenErsatzteile für
AnschlusssteckmuffenZubehörRohrschellenBefestigungen für RohrschellenVerschlüsseDichtungenVerbrauchsmaterialGeberit Silent-PPRohreErsatzteile für RohreFormstückeErsatzteile für
FormstückeBögenErsatzteile für BögenAbzweigeErsatzteile für AbzweigeReduktionenErsatzteile für ReduktionenReinigungsstückeErsatzteile für ReinigungsstückeVerbindungenErsatzteile für
VerbindungenSteckverbindungenErsatzteile für SteckverbindungenKrallverbindungenÜbergänge auf andere WerkstoffeApparateanschlüsseErsatzteile für ApparateanschlüsseAnschlussbögenErsatzteile für
AnschlussbögenAnschlussstutzenErsatzteile für AnschlussstutzenZubehörVerschlüsseDichtungenSchutzdeckelVerbrauchsmaterialGeberit Silent-ProRohreErsatzteile für RohreFormstückeErsatzteile für
FormstückeBögenErsatzteile für BögenAbzweigeErsatzteile für AbzweigeReduktionenErsatzteile für ReduktionenReinigungsstückeErsatzteile für ReinigungsstückeFormstücke SuperTubeErsatzteile für
Formstücke SuperTubeBögenErsatzteile für BögenAbzweigeErsatzteile für AbzweigeVerbindungenErsatzteile für VerbindungenSteckverbindungenErsatzteile für
SteckverbindungenKrallverbindungenÜbergänge auf andere WerkstoffeZubehörErsatzteile für ZubehörRohrschellenVerschlüsseDichtungenErsatzteile für DichtungenVerbrauchsmaterialGeberit
PERohreFormstückeErsatzteile für FormstückeBögenAbzweigeReduktionenReinigungsstückeErsatzteile für ReinigungsstückeÜbergängeSonderformstückeErsatzteile für SonderformstückeFormstücke
SuperTubeSonderformstückeVerbindungenErsatzteile für VerbindungenSchweißverbindungenSteckverbindungenErsatzteile für SteckverbindungenÜbergänge auf andere WerkstoffeErsatzteile für Übergänge auf
andere WerkstoffeGewindeverbindungenErsatzteile für GewindeverbindungenFlanschverbindungenBundbüchsenApparateanschlüsseErsatzteile für ApparateanschlüsseAnschlussbögenErsatzteile für